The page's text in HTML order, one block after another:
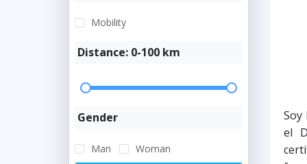
Mobility
Distance: 0-100 km
Gender
Man Woman
Soy
el